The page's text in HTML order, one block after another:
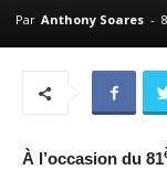
Par Anthony Soares -
À l’occasion du 81